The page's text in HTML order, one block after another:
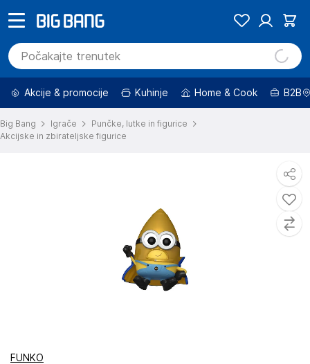
Akcije & promocije Kuhinje Home & Cook B2B
Big Bang Igrače
Punčke, lutke in figurice
Akcijske in zbirateljske figurice
FUNKO